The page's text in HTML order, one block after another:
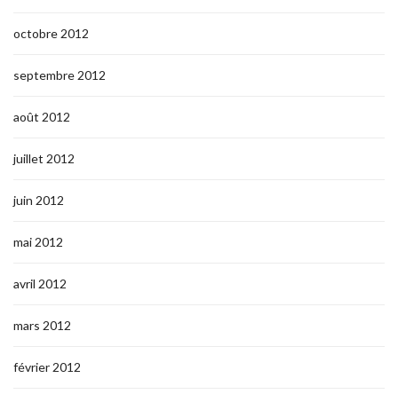
octobre 2012
septembre 2012
août 2012
juillet 2012
juin 2012
mai 2012
avril 2012
mars 2012
février 2012